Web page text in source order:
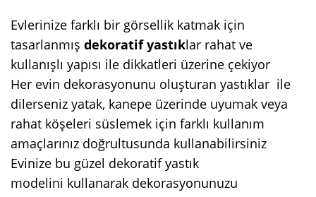
Evlerinize farklı bir görsellik katmak için
tasarlanmış dekoratif yastıklar rahat ve
kullanışlı yapısı ile dikkatleri üzerine çekiyor
Her evin dekorasyonunu oluşturan yastıklar ile
dilerseniz yatak, kanepe üzerinde uyumak veya
rahat köşeleri süslemek için farklı kullanım
amaçlarınız doğrultusunda kullanabilirsiniz
Evinize bu güzel dekoratif yastık
modelini kullanarak dekorasyonunuzu